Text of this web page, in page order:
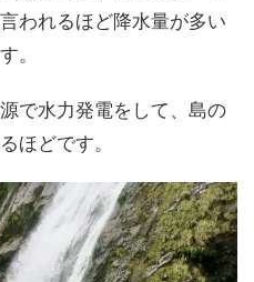
われるほど降水量が多い
。
で水力発電をして、島の
ほどです。